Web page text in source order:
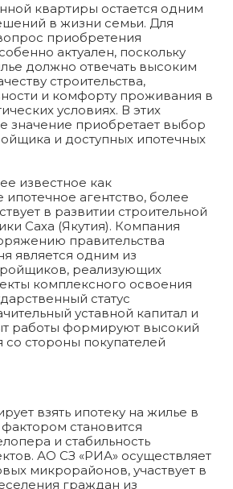
квартиры остается одним
в жизни семьи. Для
приобретения
актуален, поскольку
должно отвечать высоким
строительства,
и комфорту проживания в
условиях. В этих
значение приобретает выбор
и доступных ипотечных
известное как
ипотечное агентство, более
в развитии строительной
Саха (Якутия). Компания
правительства
является одним из
реализующих
комплексного освоения
статус
уставной капитал и
работы формируют высокий
стороны покупателей
взять ипотеку на жилье в
становится
и стабильность
АО СЗ «РИА» осуществляет
микрорайонов, участвует в
граждан из